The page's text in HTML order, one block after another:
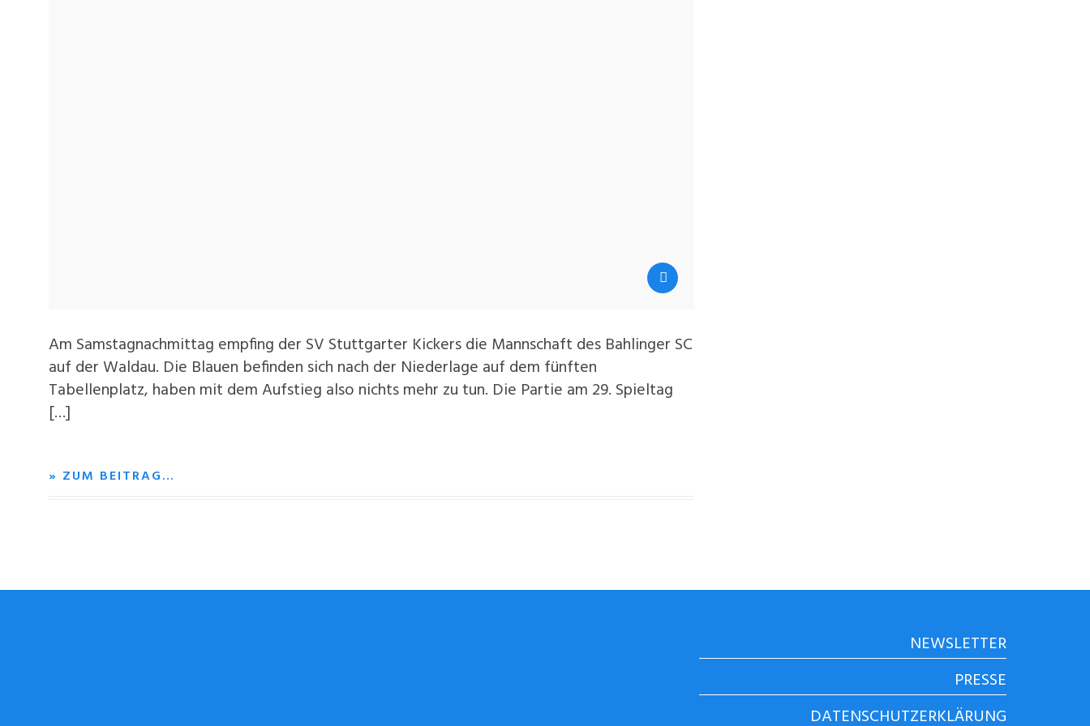
Am Samstagnachmittag empfing der SV Stuttgarter Kickers die Mannschaft des Bahlinger SC
auf der Waldau. Die Blauen befinden sich nach der Niederlage auf dem fünften
Tabellenplatz, haben mit dem Aufstieg also nichts mehr zu tun. Die Partie am 29. Spieltag
[…]
» ZUM BEITRAG…
NEWSLETTER
PRESSE
DATENSCHUTZERKLÄRUNG